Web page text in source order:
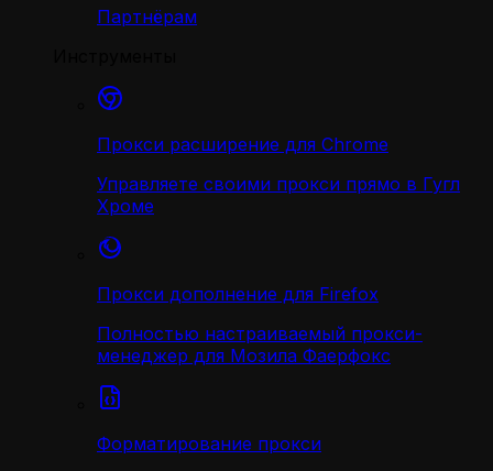
Партнёрам
Прокси расширение для Chrome
Управляете своими прокси прямо в Гугл
Хроме
Прокси дополнение для Firefox
Полностью настраиваемый прокси-
менеджер для Мозила Фаерфокс
Форматирование прокси